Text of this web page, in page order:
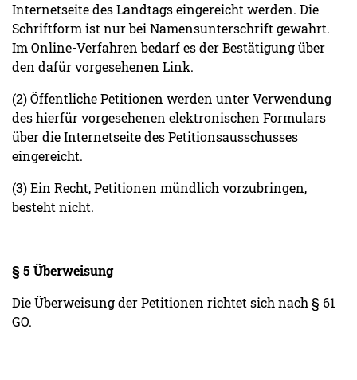
Internetseite des Landtags eingereicht werden. Die
Schriftform ist nur bei Namensunterschrift gewahrt.
Im Online-Verfahren bedarf es der Bestätigung über
den dafür vorgesehenen Link.
(2) Öffentliche Petitionen werden unter Verwendung
des hierfür vorgesehenen elektronischen Formulars
über die Internetseite des Petitionsausschusses
eingereicht.
(3) Ein Recht, Petitionen mündlich vorzubringen,
besteht nicht.
§ 5 Überweisung
Die Überweisung der Petitionen richtet sich nach § 61
GO.